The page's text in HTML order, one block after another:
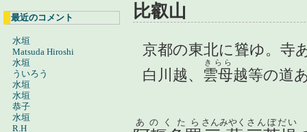
最近のコメント
水垣
Matsuda Hiroshi
水垣
ういろう
水垣
水垣
恭子
水垣
R.H
比叡山
京都の東北に聳ゆ。寺
白川越、 雲母
きらら
越等の道
あのくたら さんみやく さんぼだい